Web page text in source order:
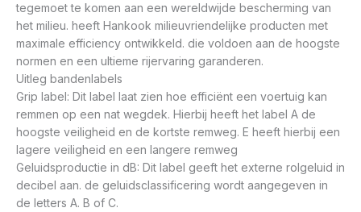
tegemoet te komen aan een wereldwijde bescherming van
het milieu. heeft Hankook milieuvriendelijke producten met
maximale efficiency ontwikkeld. die voldoen aan de hoogste
normen en een ultieme rijervaring garanderen.
Uitleg bandenlabels
Grip label: Dit label laat zien hoe efficiënt een voertuig kan
remmen op een nat wegdek. Hierbij heeft het label A de
hoogste veiligheid en de kortste remweg. E heeft hierbij een
lagere veiligheid en een langere remweg
Geluidsproductie in dB: Dit label geeft het externe rolgeluid in
decibel aan. de geluidsclassificering wordt aangegeven in
de letters A. B of C.